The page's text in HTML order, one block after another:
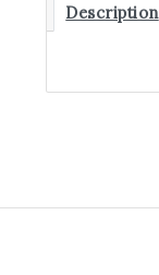
Description